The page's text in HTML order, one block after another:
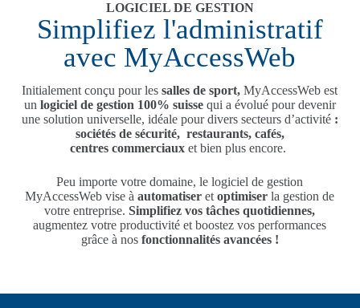
LOGICIEL DE GESTION
Simplifiez l'administratif
avec MyAccessWeb
Initialement conçu pour lessalles de sport, MyAccessWeb est
un logiciel de gestion 100% suissequi a évolué pour devenir
une solution universelle, idéale pour divers secteurs d’activité :
sociétés de sécurité, restaurants, cafés,
centres commerciaux et bien plus encore.
Peu importe votre domaine, le logiciel de gestion
MyAccessWeb vise àautomatiser etoptimiser la gestion de
votre entreprise.Simplifiez vos tâches quotidiennes,
augmentez votre productivité et boostez vos performances
grâce à nos fonctionnalités avancées !